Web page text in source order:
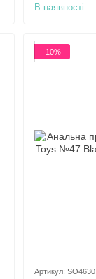
В наявності
−10%
Артикул: SO4630